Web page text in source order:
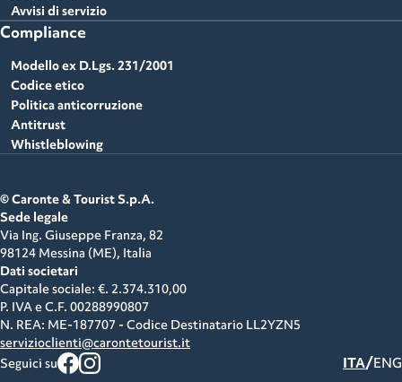
Avvisi di servizio
Compliance
Modello ex D.Lgs. 231/2001
Codice etico
Politica anticorruzione
Antitrust
Whistleblowing
© Caronte & Tourist S.p.A.
Sede legale
Via Ing. Giuseppe Franza, 82
98124 Messina (ME), Italia
Dati societari
Capitale sociale: €. 2.374.310,00
P. IVA e C.F. 00288990807
N. REA: ME-187707 - Codice Destinatario LL2YZN5
servizioclienti@carontetourist.it
Seguici su
ITA/ENG